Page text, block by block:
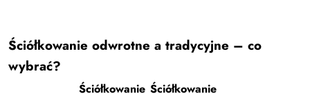
Ściółkowanie odwrotne a tradycyjne – co
wybrać?
Ściółkowanie Ściółkowanie